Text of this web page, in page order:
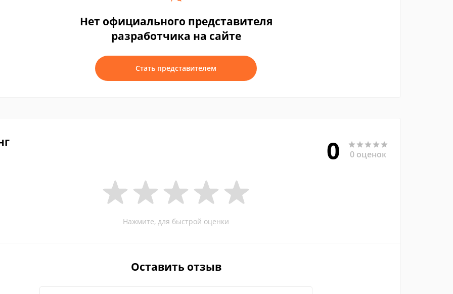
Нет официального представителя
разработчика на сайте
Стать представителем
0 0 оценок
Нажмите, для быстрой оценки
Оставить отзыв